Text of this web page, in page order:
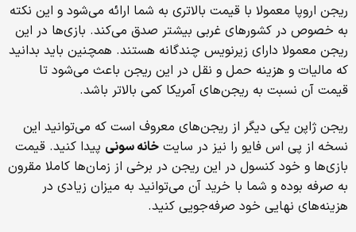
ریجن اروپا معمولا با قیمت بالاتری به شما ارائه می‌شود و این نکته
به خصوص در کشورهای غربی بیشتر صدق می‌کند. بازی‌ها در این
ریجن معمولا دارای زیرنویس چندگانه هستند. همچنین باید بدانید
که مالیات و هزینه حمل و نقل در این ریجن باعث می‌شود تا
قیمت آن نسبت به ریجن‌های آمریکا کمی بالاتر باشد.
ریجن ژاپن یکی دیگر از ریجن‌های معروف است که می‌توانید این
نسخه از پی اس فایو را نیز در سایت خانه سونی پیدا کنید. قیمت
بازی‌ها و خود کنسول در این ریجن در برخی از زمان‌ها کاملا مقرون
به صرفه بوده و شما با خرید آن می‌توانید به میزان زیادی در
هزینه‌های نهایی خود صرفه‌جویی کنید.